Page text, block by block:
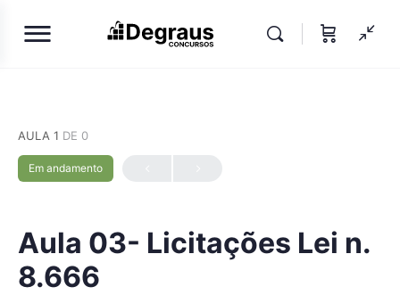
AULA 1 DE 0
Em andamento
Aula 03- Licitações Lei n.
8.666